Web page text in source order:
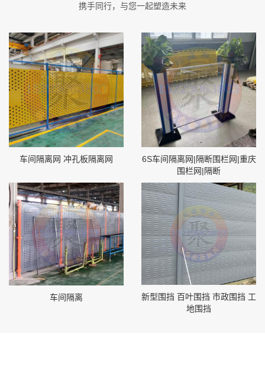
携手同行，与您一起塑造未来
车间隔离网 冲孔板隔离网
6S车间隔离网|隔断围栏网|重庆
围栏网|隔断
车间隔离
新型围挡 百叶围挡 市政围挡 工
地围挡